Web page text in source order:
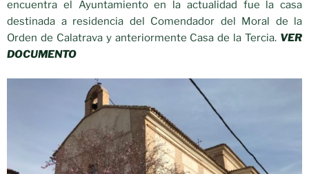
encuentra el Ayuntamiento en la actualidad fue la casa
destinada a residencia del Comendador del Moral de la
Orden de Calatrava y anteriormente Casa de la Tercia. VER
DOCUMENTO